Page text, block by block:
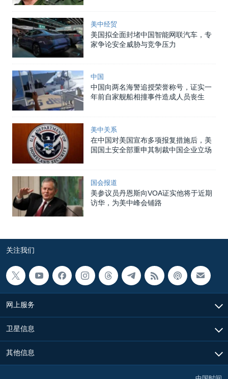
美中经贸
美国拟全面封堵中国智能网联汽车，专
家争论安全威胁与竞争压力
中国
中国向两名海警追授荣誉称号，证实一
年前自家舰船相撞事件造成人员丧生
美中关系
在中国对美国宣布多项报复措施后，美
国国土安全部重申其制裁中国企业立场
国会报道
美参议员丹恩斯向VOA证实他将于近期
访华，为美中峰会铺路
关注我们
网上服务
卫星信息
其他信息